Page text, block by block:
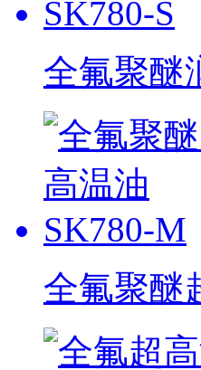
全氟聚醚
全氟聚醚